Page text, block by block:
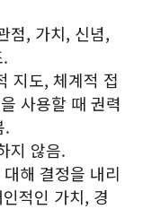
점, 가치, 신념,
지도, 체계적 접
사용할 때 권력
.
지 않음.
해 결정을 내리
적인 가치, 경